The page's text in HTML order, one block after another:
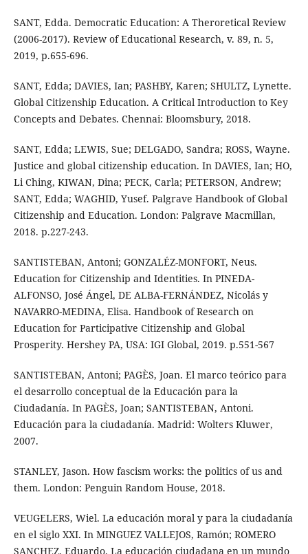
SANT, Edda. Democratic Education: A Theroretical Review
(2006-2017). Review of Educational Research, v. 89, n. 5,
2019, p.655-696.
SANT, Edda; DAVIES, Ian; PASHBY, Karen; SHULTZ, Lynette.
Global Citizenship Education. A Critical Introduction to Key
Concepts and Debates. Chennai: Bloomsbury, 2018.
SANT, Edda; LEWIS, Sue; DELGADO, Sandra; ROSS, Wayne.
Justice and global citizenship education. In DAVIES, Ian; HO,
Li Ching, KIWAN, Dina; PECK, Carla; PETERSON, Andrew;
SANT, Edda; WAGHID, Yusef. Palgrave Handbook of Global
Citizenship and Education. London: Palgrave Macmillan,
2018. p.227-243.
SANTISTEBAN, Antoni; GONZALÉZ-MONFORT, Neus.
Education for Citizenship and Identities. In PINEDA-
ALFONSO, José Ángel, DE ALBA-FERNÁNDEZ, Nicolás y
NAVARRO-MEDINA, Elisa. Handbook of Research on
Education for Participative Citizenship and Global
Prosperity. Hershey PA, USA: IGI Global, 2019. p.551-567
SANTISTEBAN, Antoni; PAGÈS, Joan. El marco teórico para
el desarrollo conceptual de la Educación para la
Ciudadanía. In PAGÈS, Joan; SANTISTEBAN, Antoni.
Educación para la ciudadanía. Madrid: Wolters Kluwer,
2007.
STANLEY, Jason. How fascism works: the politics of us and
them. London: Penguin Random House, 2018.
VEUGELERS, Wiel. La educación moral y para la ciudadanía
en el siglo XXI. In MINGUEZ VALLEJOS, Ramón; ROMERO
SANCHEZ, Eduardo. La educación ciudadana en un mundo